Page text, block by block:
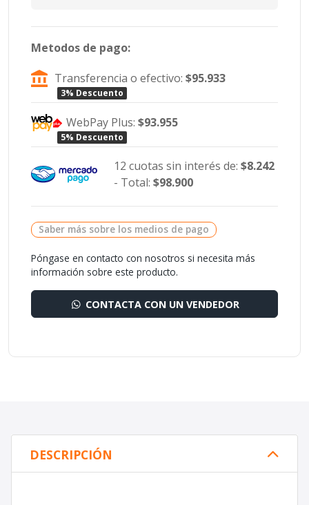
Metodos de pago:
Transferencia o efectivo:$95.933
3% Descuento
WebPay Plus:$93.955
5% Descuento
12 cuotas sin interés de: $8.242
- Total: $98.900
Saber más sobre los medios de pago
Póngase en contacto con nosotros si necesita más
información sobre este producto.
CONTACTA CON UN VENDEDOR
DESCRIPCIÓN